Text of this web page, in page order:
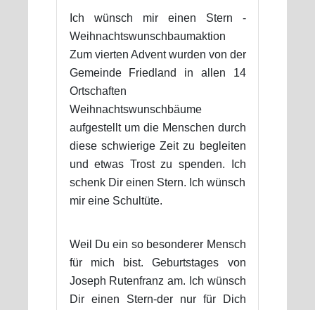
Ich wünsch mir einen Stern -
Weihnachtswunschbaumaktion
Zum vierten Advent wurden von der
Gemeinde Friedland in allen 14
Ortschaften
Weihnachtswunschbäume
aufgestellt um die Menschen durch
diese schwierige Zeit zu begleiten
und etwas Trost zu spenden. Ich
schenk Dir einen Stern. Ich wünsch
mir eine Schultüte.
Weil Du ein so besonderer Mensch
für mich bist. Geburtstages von
Joseph Rutenfranz am. Ich wünsch
Dir einen Stern-der nur für Dich